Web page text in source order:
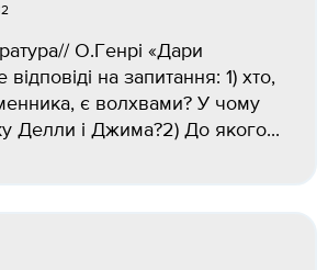
О.Генрі «Дари
відповіді на запитання: 1) хто,
є волхвами? У чому
Делли і Джима?2) До якого...